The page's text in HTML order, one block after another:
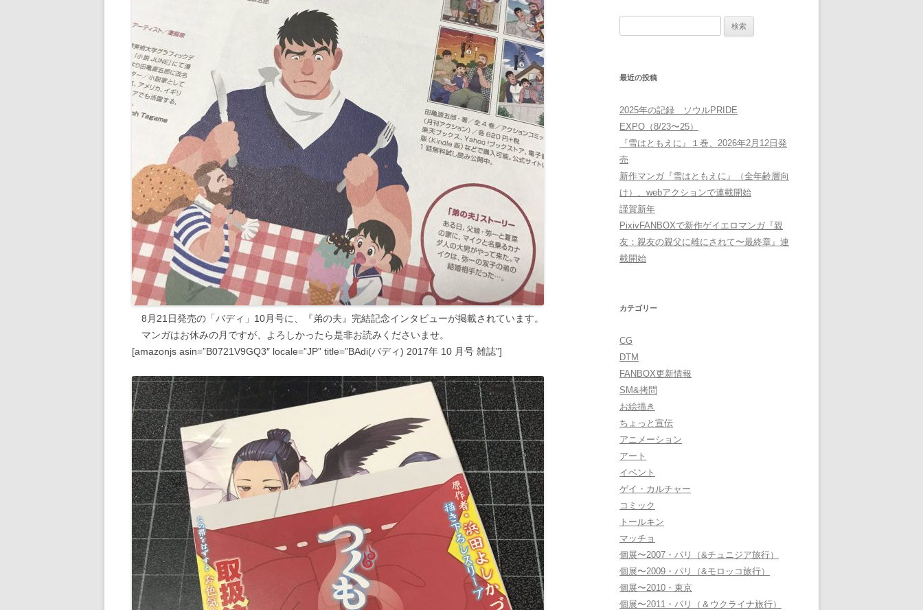
8月21日発売の「バディ」10月号に、『弟の夫』完結記念インタビューが掲載されています。
マンガはお休みの月ですが、よろしかったら是非お読みくださいませ。
[amazonjs asin=”B0721V9GQ3″ locale=”JP” title=”BAdi(バディ) 2017年 10 月号 雑誌”]
最近の投稿
2025年の記録 ソウルPRIDE
EXPO（8/23〜25）
『雪はともえに』１巻、2026年2月12日発
売
新作マンガ『雪はともえに』（全年齢層向
け）、webアクションで連載開始
謹賀新年
PixivFANBOXで新作ゲイエロマンガ『親
友：親友の親父に雌にされて〜最終章』連
載開始
カテゴリー
CG
DTM
FANBOX更新情報
SM&拷問
お絵描き
ちょっと宣伝
アニメーション
アート
イベント
ゲイ・カルチャー
コミック
トールキン
マッチョ
個展〜2007・パリ（&チュニジア旅行）
個展〜2009・パリ（&モロッコ旅行）
個展〜2010・東京
個展〜2011・パリ（＆ウクライナ旅行）